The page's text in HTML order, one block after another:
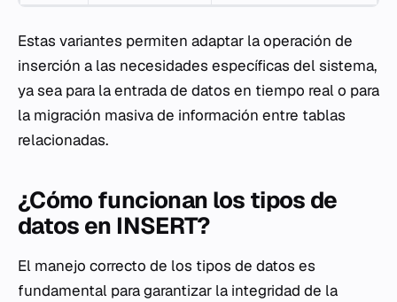
Estas variantes permiten adaptar la operación de
inserción a las necesidades específicas del sistema,
ya sea para la entrada de datos en tiempo real o para
la migración masiva de información entre tablas
relacionadas.
¿Cómo funcionan los tipos de
datos en INSERT?
El manejo correcto de los tipos de datos es
fundamental para garantizar la integridad de la